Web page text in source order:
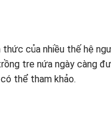
của nhiều thế hệ
tre nứa ngày càng
thể tham khảo.